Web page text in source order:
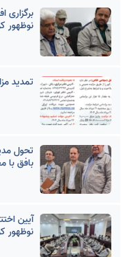
نوظهور
تمدید
تحول
بافق با
نوظهور